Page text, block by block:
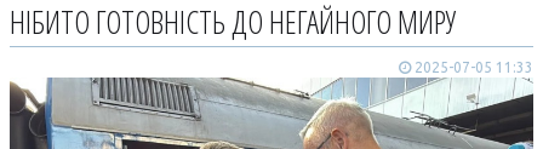
НІБИТО ГОТОВНІСТЬ ДО НЕГАЙНОГО МИРУ
2025-07-05 11:33